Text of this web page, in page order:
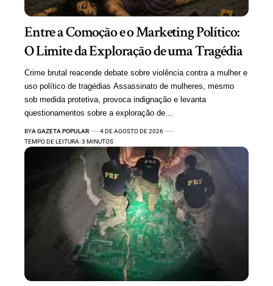
Entre a Comoção e o Marketing Político:
O Limite da Exploração de uma Tragédia
Crime brutal reacende debate sobre violência contra a mulher e
uso político de tragédias Assassinato de mulheres, mesmo
sob medida protetiva, provoca indignação e levanta
questionamentos sobre a exploração de…
BYA GAZETA POPULAR
4 DE AGOSTO DE 2026
TEMPO DE LEITURA: 3 MINUTOS